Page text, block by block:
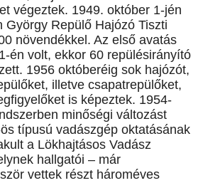
végeztek. 1949. október 1-jén
György Repülő Hajózó Tiszti
növendékkel. Az első avatás
én volt, ekkor 60 repülésirányító
1956 októberéig sok hajózót,
illetve csapatrepülőket,
is képeztek. 1954-
minőségi változást
típusú vadászgép oktatásának
a Lökhajtásos Vadász
hallgatói – már
vettek részt hároméves